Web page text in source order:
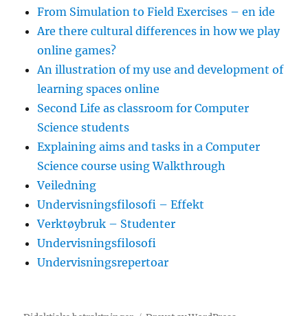
From Simulation to Field Exercises – en ide
Are there cultural differences in how we play
online games?
An illustration of my use and development of
learning spaces online
Second Life as classroom for Computer
Science students
Explaining aims and tasks in a Computer
Science course using Walkthrough
Veiledning
Undervisningsfilosofi – Effekt
Verktøybruk – Studenter
Undervisningsfilosofi
Undervisningsrepertoar